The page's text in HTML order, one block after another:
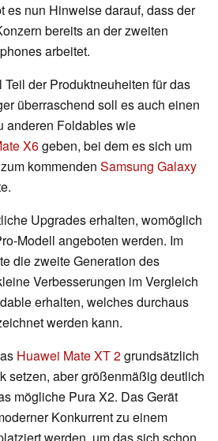
es nun Hinweise darauf, dass der
bereits an der zweiten
arbeitet.
der Produktneuheiten für das
überraschend soll es auch einen
anderen Foldables wie
X6geben, bei dem es sich um
kommenden Samsung Galaxy
Upgrades erhalten, womöglich
Modell angeboten werden. Im
die zweite Generation des
Verbesserungen im Vergleich
erhalten, welches durchaus
werden kann.
Huawei Mate XT 2grundsätzlich
setzen, aber größenmäßig deutlich
mögliche Pura X2. Das Gerät
Konkurrent zu einem